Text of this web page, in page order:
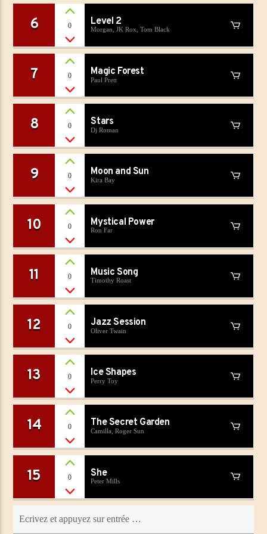
6 0 Level 2
Morgan, JK Rox, Tom Black
7 0 Magic Forest
Paul Prett
8 0 Stars
Dj Roman
9 0 Moon and Sun
Kira Bay
10 0 Mystical Power
Ron Far
11 0 Music Song
Timothy Roast
12 0 Jazz Session
Oliver Twain
13 0 Ice Shapes
Perry Toy
14 0 The Secret Garden
Camilla, Roger Sun
15 0 She
Peter Mills